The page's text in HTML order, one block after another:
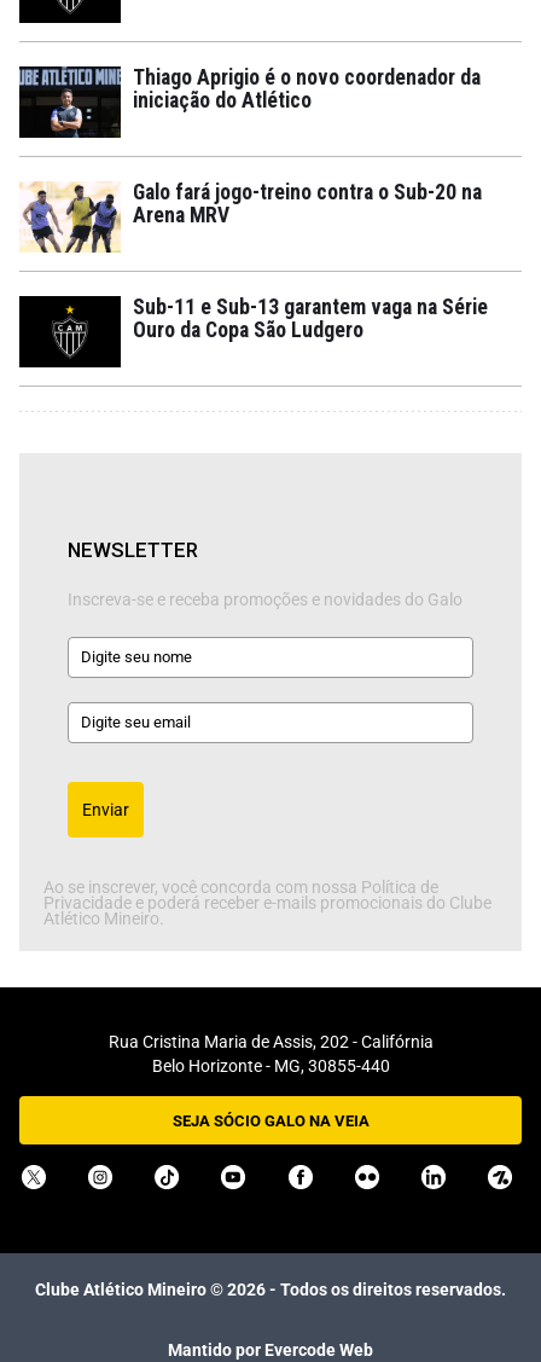
Thiago Aprigio é o novo coordenador da
iniciação do Atlético
Galo fará jogo-treino contra o Sub-20 na
Arena MRV
Sub-11 e Sub-13 garantem vaga na Série
Ouro da Copa São Ludgero
NEWSLETTER
Inscreva-se e receba promoções e novidades do Galo
Enviar
Ao se inscrever, você concorda com nossa Política de
Privacidade e poderá receber e-mails promocionais do Clube
Atlético Mineiro.
Rua Cristina Maria de Assis, 202 - Califórnia
Belo Horizonte - MG, 30855-440
SEJA SÓCIO GALO NA VEIA
Clube Atlético Mineiro ©2026- Todos os direitos reservados.
Mantido por Evercode Web